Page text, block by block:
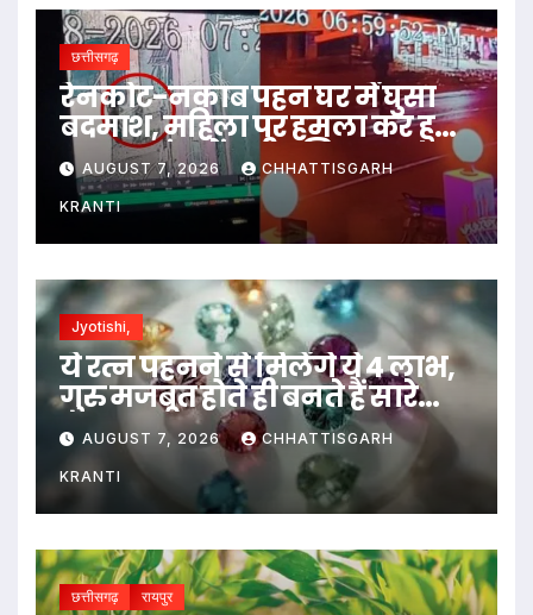
छत्तीसगढ़
रेनकोट-नकाब पहन घर में घुसा
बदमाश, महिला पर हमला कर हुआ
फरार; जांच में जुटी पुलिस…
AUGUST 7, 2026 CHHATTISGARH
KRANTI
Jyotishi,
ये रत्न पहनने से मिलेंगे ये 4 लाभ,
गुरु मजबूत होते ही बनते हैं सारे
काम…
AUGUST 7, 2026 CHHATTISGARH
KRANTI
छत्तीसगढ़ रायपुर